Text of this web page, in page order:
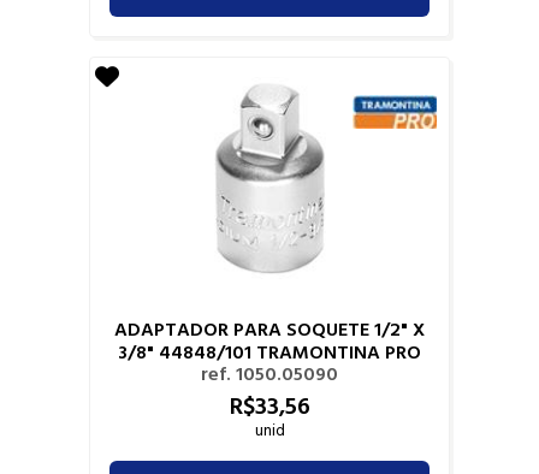
ADAPTADOR PARA SOQUETE 1/2" X
3/8" 44848/101 TRAMONTINA PRO
ref. 1050.05090
R$33,56
unid